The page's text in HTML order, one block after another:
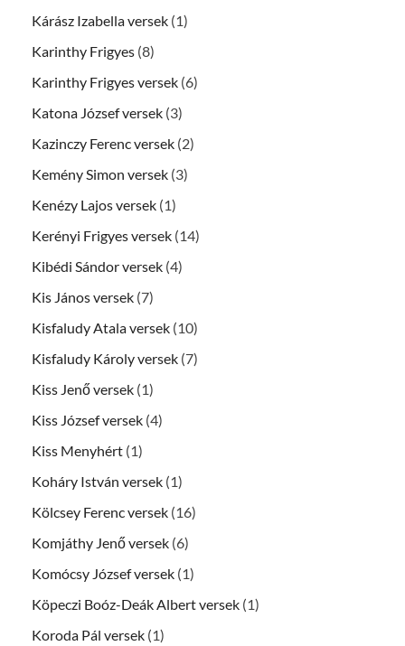
Kárász Izabella versek (1)
Karinthy Frigyes (8)
Karinthy Frigyes versek (6)
Katona József versek (3)
Kazinczy Ferenc versek (2)
Kemény Simon versek (3)
Kenézy Lajos versek (1)
Kerényi Frigyes versek (14)
Kibédi Sándor versek (4)
Kis János versek (7)
Kisfaludy Atala versek (10)
Kisfaludy Károly versek (7)
Kiss Jenő versek (1)
Kiss József versek (4)
Kiss Menyhért (1)
Koháry István versek (1)
Kölcsey Ferenc versek (16)
Komjáthy Jenő versek (6)
Komócsy József versek (1)
Köpeczi Boóz-Deák Albert versek (1)
Koroda Pál versek (1)